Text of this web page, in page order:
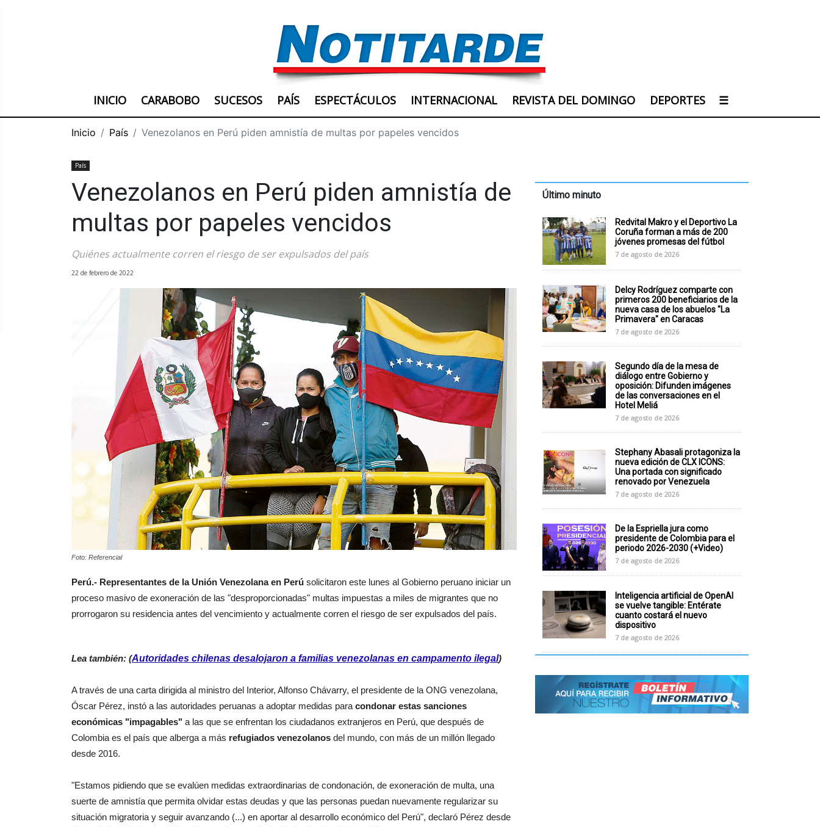
INICIO CARABOBO SUCESOS PAÍS ESPECTÁCULOS INTERNACIONAL REVISTA DEL DOMINGO DEPORTES ☰
Inicio País Venezolanos en Perú piden amnistía de multas por papeles vencidos
País
Venezolanos en Perú piden amnistía de
multas por papeles vencidos
Quiénes actualmente corren el riesgo de ser expulsados del país
22 de febrero de 2022
Foto: Referencial
Perú.- Representantes de la Unión Venezolana en Perú solicitaron este lunes al Gobierno peruano iniciar un
proceso masivo de exoneración de las "desproporcionadas" multas impuestas a miles de migrantes que no
prorrogaron su residencia antes del vencimiento y actualmente corren el riesgo de ser expulsados del país.
Lea también: (Autoridades chilenas desalojaron a familias venezolanas en campamento ilegal)
A través de una carta dirigida al ministro del Interior, Alfonso Chávarry, el presidente de la ONG venezolana,
Óscar Pérez, instó a las autoridades peruanas a adoptar medidas para condonar estas sanciones
económicas "impagables" a las que se enfrentan los ciudadanos extranjeros en Perú, que después de
Colombia es el país que alberga a más refugiados venezolanos del mundo, con más de un millón llegado
desde 2016.
"Estamos pidiendo que se evalúen medidas extraordinarias de condonación, de exoneración de multa, una
suerte de amnistía que permita olvidar estas deudas y que las personas puedan nuevamente regularizar su
situación migratoria y seguir avanzando (...) en aportar al desarrollo económico del Perú", declaró Pérez desde
Último minuto
Redvital Makro y el Deportivo La
Coruña forman a más de 200
jóvenes promesas del fútbol
7 de agosto de 2026
Delcy Rodríguez comparte con
primeros 200 beneficiarios de la
nueva casa de los abuelos "La
Primavera" en Caracas
7 de agosto de 2026
Segundo día de la mesa de
diálogo entre Gobierno y
oposición: Difunden imágenes
de las conversaciones en el
Hotel Meliá
7 de agosto de 2026
Stephany Abasali protagoniza la
nueva edición de CLX ICONS:
Una portada con significado
renovado por Venezuela
7 de agosto de 2026
De la Espriella jura como
presidente de Colombia para el
periodo 2026-2030 (+Video)
7 de agosto de 2026
Inteligencia artificial de OpenAI
se vuelve tangible: Entérate
cuanto costará el nuevo
dispositivo
7 de agosto de 2026